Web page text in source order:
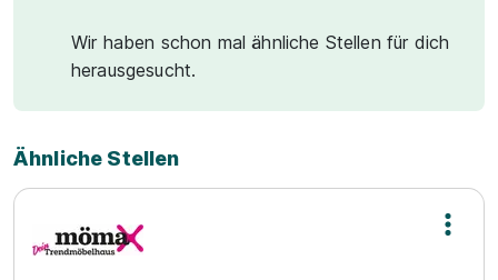
Wir haben schon mal ähnliche Stellen für dich
herausgesucht.
Ähnliche Stellen